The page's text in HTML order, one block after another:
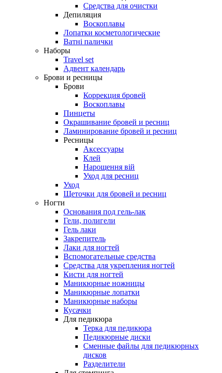
Средства для очистки
Депиляция
Воскоплавы
Лопатки косметологические
Ватні палички
Наборы
Travel set
Адвент календарь
Брови и ресницы
Брови
Коррекция бровей
Воскоплавы
Пинцеты
Окрашивание бровей и ресниц
Ламинирование бровей и ресниц
Ресницы
Аксессуары
Клей
Нарощення вій
Уход для ресниц
Уход
Щеточки для бровей и ресниц
Ногти
Основания под гель-лак
Гели, полигели
Гель лаки
Закрепитель
Лаки для ногтей
Вспомогательные средства
Средства для укрепления ногтей
Кисти для ногтей
Маникюрные ножницы
Маникюрные лопатки
Маникюрные наборы
Кусачки
Для педикюра
Терка для педикюра
Педикюрные диски
Сменные файлы для педикюрных
дисков
Разделители